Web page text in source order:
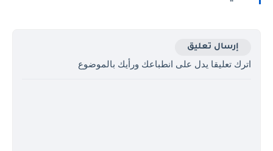
إرسال تعليق
اترك تعليقا يدل على انطباعك ورأيك بالموضوع